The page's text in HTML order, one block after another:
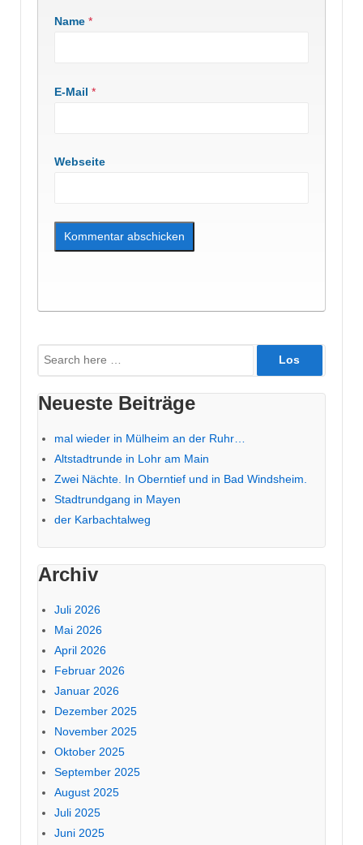
Name *
E-Mail *
Webseite
Suche
nach:
Neueste Beiträge
mal wieder in Mülheim an der Ruhr…
Altstadtrunde in Lohr am Main
Zwei Nächte. In Oberntief und in Bad Windsheim.
Stadtrundgang in Mayen
der Karbachtalweg
Archiv
Juli 2026
Mai 2026
April 2026
Februar 2026
Januar 2026
Dezember 2025
November 2025
Oktober 2025
September 2025
August 2025
Juli 2025
Juni 2025